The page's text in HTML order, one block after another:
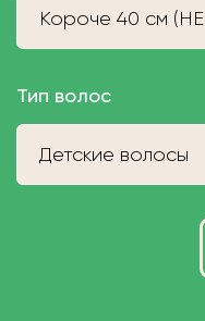
Короче 40 см
Тип волос
Детские волосы